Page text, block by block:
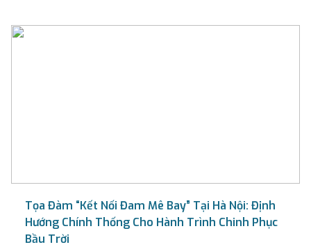
Tọa Đàm “Kết Nối Đam Mê Bay” Tại Hà Nội: Định
Hướng Chính Thống Cho Hành Trình Chinh Phục
Bầu Trời